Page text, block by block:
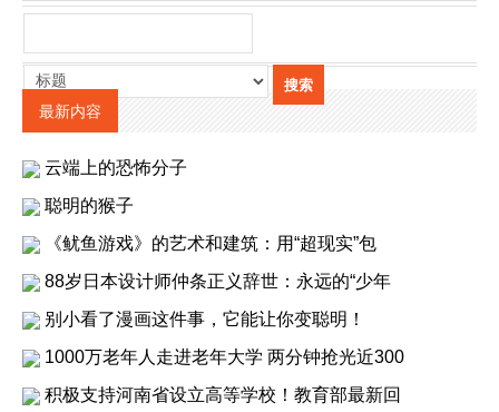
最新内容
云端上的恐怖分子
聪明的猴子
《鱿鱼游戏》的艺术和建筑：用“超现实”包
88岁日本设计师仲条正义辞世：永远的“少年
别小看了漫画这件事，它能让你变聪明！
1000万老年人走进老年大学 两分钟抢光近300
积极支持河南省设立高等学校！教育部最新回